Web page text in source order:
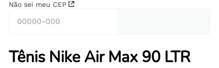
Não sei meu CEP
Tênis Nike Air Max 90 LTR